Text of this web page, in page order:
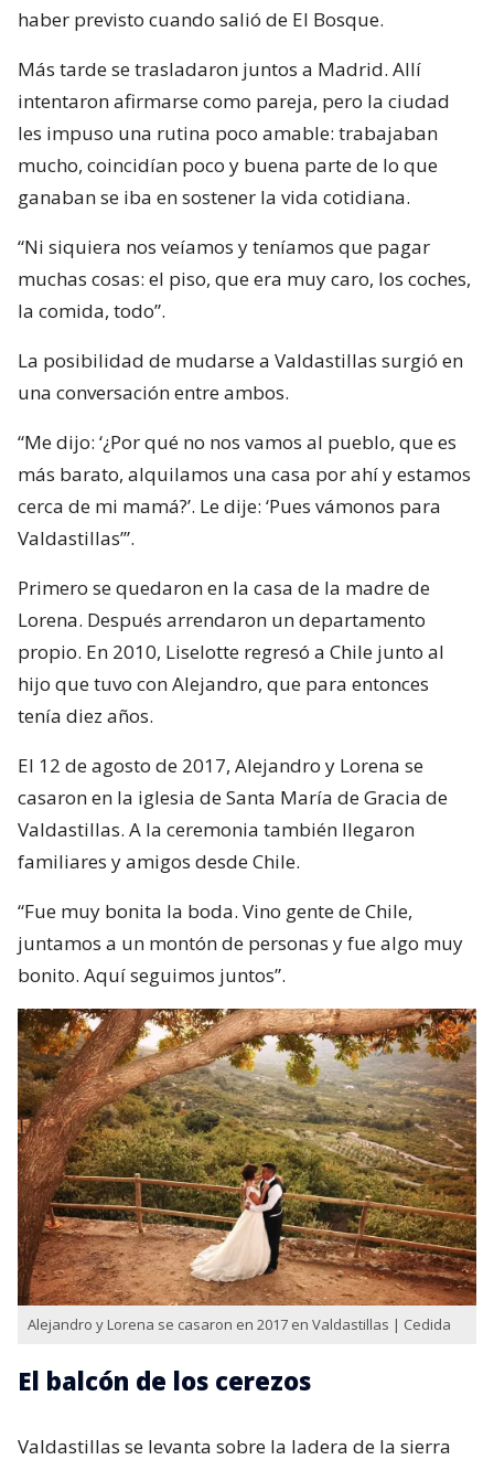
haber previsto cuando salió de El Bosque.
Más tarde se trasladaron juntos a Madrid. Allí
intentaron afirmarse como pareja, pero la ciudad
les impuso una rutina poco amable: trabajaban
mucho, coincidían poco y buena parte de lo que
ganaban se iba en sostener la vida cotidiana.
“Ni siquiera nos veíamos y teníamos que pagar
muchas cosas: el piso, que era muy caro, los coches,
la comida, todo”.
La posibilidad de mudarse a Valdastillas surgió en
una conversación entre ambos.
“Me dijo: ‘¿Por qué no nos vamos al pueblo, que es
más barato, alquilamos una casa por ahí y estamos
cerca de mi mamá?’. Le dije: ‘Pues vámonos para
Valdastillas’”.
Primero se quedaron en la casa de la madre de
Lorena. Después arrendaron un departamento
propio. En 2010, Liselotte regresó a Chile junto al
hijo que tuvo con Alejandro, que para entonces
tenía diez años.
El 12 de agosto de 2017, Alejandro y Lorena se
casaron en la iglesia de Santa María de Gracia de
Valdastillas. A la ceremonia también llegaron
familiares y amigos desde Chile.
“Fue muy bonita la boda. Vino gente de Chile,
juntamos a un montón de personas y fue algo muy
bonito. Aquí seguimos juntos”.
Alejandro y Lorena se casaron en 2017 en Valdastillas | Cedida
El balcón de los cerezos
Valdastillas se levanta sobre la ladera de la sierra